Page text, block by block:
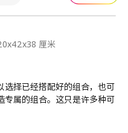
厘米
选择已经搭配好的组合，也可
专属的组合。这只是许多种可